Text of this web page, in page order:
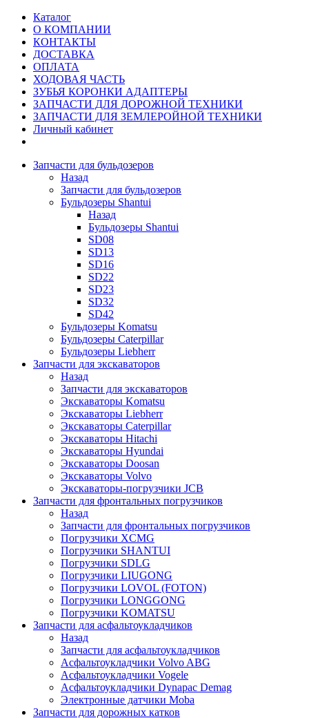
Каталог
О КОМПАНИИ
КОНТАКТЫ
ДОСТАВКА
ОПЛАТА
ХОДОВАЯ ЧАСТЬ
ЗУБЬЯ КОРОНКИ АДАПТЕРЫ
ЗАПЧАСТИ ДЛЯ ДОРОЖНОЙ ТЕХНИКИ
ЗАПЧАСТИ ДЛЯ ЗЕМЛЕРОЙНОЙ ТЕХНИКИ
Личный кабинет
Запчасти для бульдозеров
Назад
Запчасти для бульдозеров
Бульдозеры Shantui
Назад
Бульдозеры Shantui
SD08
SD13
SD16
SD22
SD23
SD32
SD42
Бульдозеры Komatsu
Бульдозеры Caterpillar
Бульдозеры Liebherr
Запчасти для экскаваторов
Назад
Запчасти для экскаваторов
Экскаваторы Komatsu
Экскаваторы Liebherr
Экскаваторы Caterpillar
Экскаваторы Hitachi
Экскаваторы Hyundai
Экскаваторы Doosan
Экскаваторы Volvo
Экскаваторы-погрузчики JCB
Запчасти для фронтальных погрузчиков
Назад
Запчасти для фронтальных погрузчиков
Погрузчики XCMG
Погрузчики SHANTUI
Погрузчики SDLG
Погрузчики LIUGONG
Погрузчики LOVOL (FOTON)
Погрузчики LONGGONG
Погрузчики KOMATSU
Запчасти для асфальтоукладчиков
Назад
Запчасти для асфальтоукладчиков
Асфальтоукладчики Volvo ABG
Асфальтоукладчики Vogele
Асфальтоукладчики Dynapac Demag
Электронные датчики Moba
Запчасти для дорожных катков